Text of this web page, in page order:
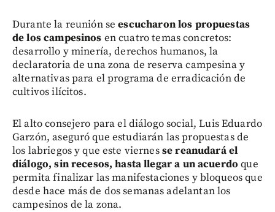
Durante la reunión seescucharon los propuestas
de los campesinos en cuatro temas concretos:
desarrollo y minería, derechos humanos, la
declaratoria de una zona de reserva campesina y
alternativas para el programa de erradicación de
cultivos ilícitos.
El alto consejero para el diálogo social, Luis Eduardo
Garzón, aseguró que estudiarán las propuestas de
los labriegos y que este viernesse reanudará el
diálogo, sin recesos, hasta llegar a un acuerdo que
permita finalizar las manifestaciones y bloqueos que
desde hace más de dos semanas adelantan los
campesinos de la zona.